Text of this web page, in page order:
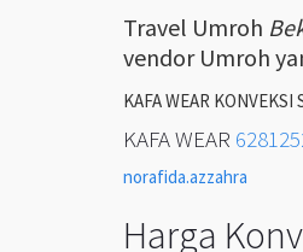
Travel Umroh
vendor Umroh
KAFA WEAR
KAFA WEAR
norafida.azzahra
Harga